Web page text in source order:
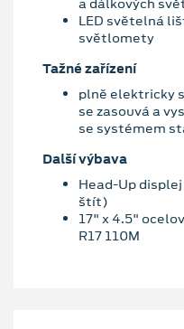
a dálkových
LED světelná
světlomety
Tažné zařízení
plně elektricky
se zasouvá a
se systémem
Další výbava
Head-Up
štít)
17" x 4.5"
R17 110M